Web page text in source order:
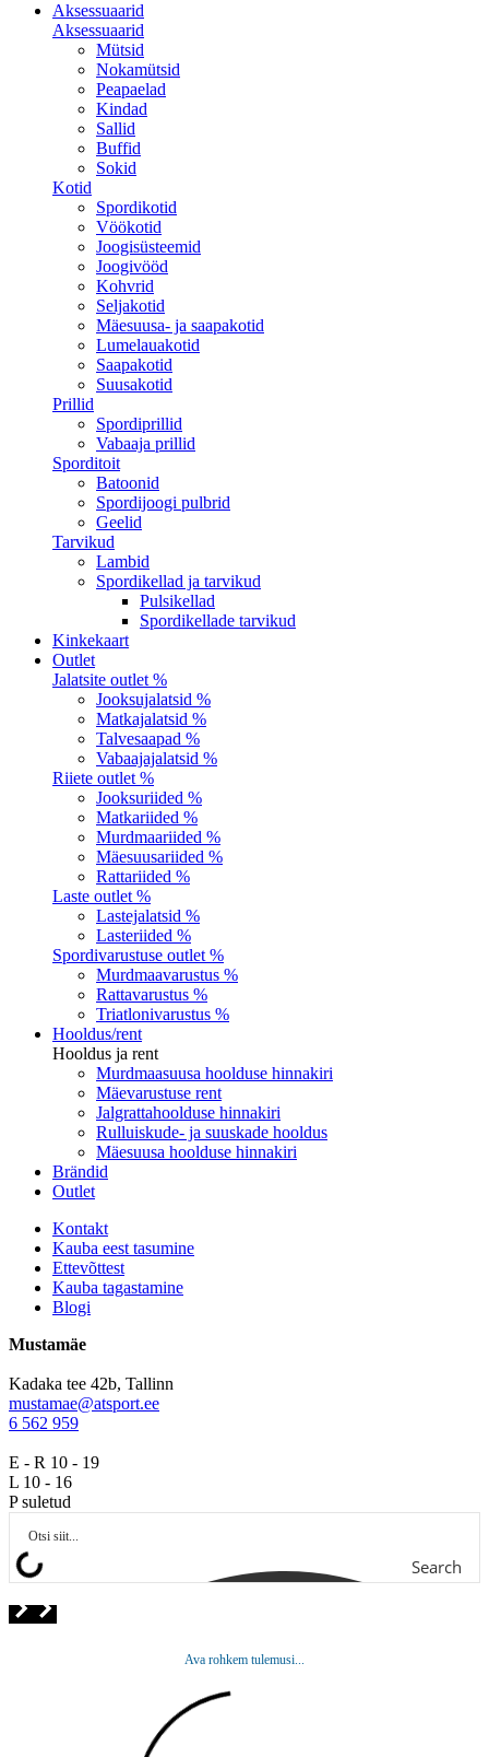
Aksessuaarid
Aksessuaarid
Mütsid
Nokamütsid
Peapaelad
Kindad
Sallid
Buffid
Sokid
Kotid
Spordikotid
Vöökotid
Joogisüsteemid
Joogivööd
Kohvrid
Seljakotid
Mäesuusa- ja saapakotid
Lumelauakotid
Saapakotid
Suusakotid
Prillid
Spordiprillid
Vabaaja prillid
Sporditoit
Batoonid
Spordijoogi pulbrid
Geelid
Tarvikud
Lambid
Spordikellad ja tarvikud
Pulsikellad
Spordikellade tarvikud
Kinkekaart
Outlet
Jalatsite outlet %
Jooksujalatsid %
Matkajalatsid %
Talvesaapad %
Vabaajajalatsid %
Riiete outlet %
Jooksuriided %
Matkariided %
Murdmaariided %
Mäesuusariided %
Rattariided %
Laste outlet %
Lastejalatsid %
Lasteriided %
Spordivarustuse outlet %
Murdmaavarustus %
Rattavarustus %
Triatlonivarustus %
Hooldus/rent
Hooldus ja rent
Murdmaasuusa hoolduse hinnakiri
Mäevarustuse rent
Jalgrattahoolduse hinnakiri
Rulluiskude- ja suuskade hooldus
Mäesuusa hoolduse hinnakiri
Brändid
Outlet
Kontakt
Kauba eest tasumine
Ettevõttest
Kauba tagastamine
Blogi
Mustamäe
Kadaka tee 42b, Tallinn
mustamae@atsport.ee
6 562 959
E - R 10 - 19
L 10 - 16
P suletud
Search
Ava rohkem tulemusi...